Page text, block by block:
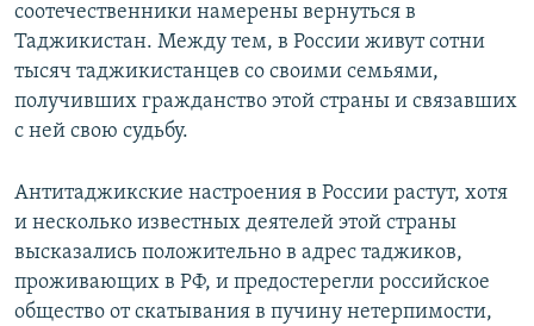
соотечественники намерены вернуться в
Таджикистан. Между тем, в России живут сотни
тысяч таджикистанцев со своими семьями,
получивших гражданство этой страны и связавших
с ней свою судьбу.
Антитаджикские настроения в России растут, хотя
и несколько известных деятелей этой страны
высказались положительно в адрес таджиков,
проживающих в РФ, и предостерегли российское
общество от скатывания в пучину нетерпимости,